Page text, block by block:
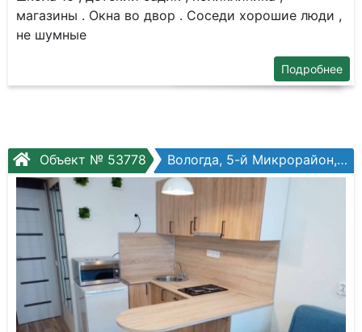
магазины . Окна во двор . Соседи хорошие люди ,
не шумные
Подробнее
Объект № 53778 Вологда, 5-й Микрорайон, Архангельская ул, №12